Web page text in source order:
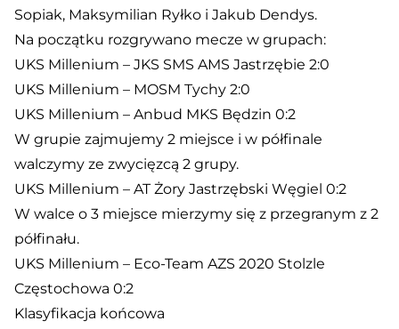
Sopiak, Maksymilian Ryłko i Jakub Dendys.
Na początku rozgrywano mecze w grupach:
UKS Millenium – JKS SMS AMS Jastrzębie 2:0
UKS Millenium – MOSM Tychy 2:0
UKS Millenium – Anbud MKS Będzin 0:2
W grupie zajmujemy 2 miejsce i w półfinale
walczymy ze zwycięzcą 2 grupy.
UKS Millenium – AT Żory Jastrzębski Węgiel 0:2
W walce o 3 miejsce mierzymy się z przegranym z 2
półfinału.
UKS Millenium – Eco-Team AZS 2020 Stolzle
Częstochowa 0:2
Klasyfikacja końcowa